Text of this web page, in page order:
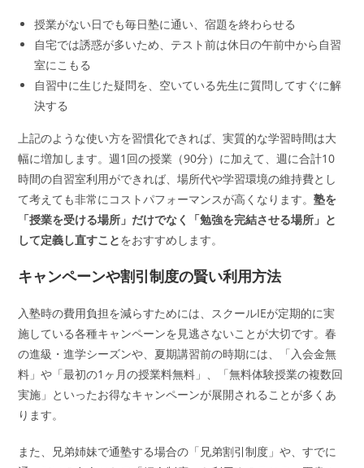
授業がない日でも毎日塾に通い、宿題を終わらせる
自宅では誘惑が多いため、テスト前は休日の午前中から自習
室にこもる
自習中に生じた疑問を、空いている先生に質問してすぐに解
決する
上記のような使い方を習慣化できれば、実質的な学習時間は大
幅に増加します。週1回の授業（90分）に加えて、週に合計10
時間の自習室利用ができれば、場所代や学習環境の維持費とし
て考えても非常にコストパフォーマンスが高くなります。塾を
「授業を受ける場所」だけでなく「勉強を完結させる場所」と
して定義し直すことをおすすめします。
キャンペーンや割引制度の賢い利用方法
入塾時の費用負担を減らすためには、スクールIEが定期的に実
施している各種キャンペーンを見逃さないことが大切です。春
の進級・進学シーズンや、夏期講習前の時期には、「入会金無
料」や「最初の1ヶ月の授業料無料」、「無料体験授業の複数回
実施」といったお得なキャンペーンが展開されることが多くあ
ります。
また、兄弟姉妹で通塾する場合の「兄弟割引制度」や、すでに